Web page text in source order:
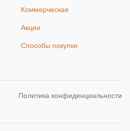
Коммерческая
Акции
Способы покупки
Политика конфиденциальности